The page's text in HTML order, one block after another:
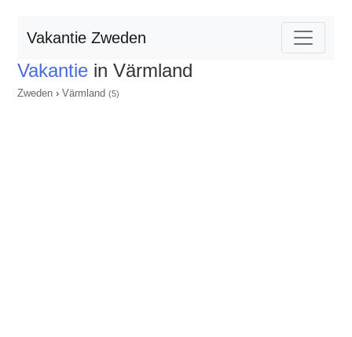
Vakantie Zweden
Vakantie in Värmland
Zweden › Värmland (5)